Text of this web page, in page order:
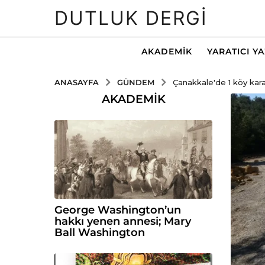
DUTLUK DERGI
AKADEMIK YARATICI
ANASAYFA GÜNDEM Çanakkale'de 1 köy
AKADEMIK
George Washington’un
hakkı yenen annesi; Mary
Ball Washington